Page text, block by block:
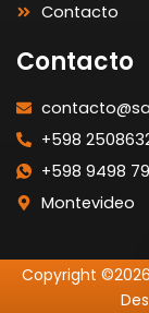
Contacto
Contacto
+598
+598 9498
Montevideo
Copyright ©2026